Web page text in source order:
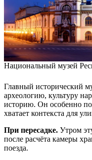
Национальный музей
Главный исторический
археологию, культуру
историю. Он особенно
хватает контекста для
При пересадке. Утром
после расчёта камеры
поезда.